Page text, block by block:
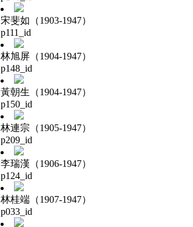
宋斐如（1903-1947）
p111_id
林旭屏（1904-1947）
p148_id
黃朝生（1904-1947）
p150_id
林連宗（1905-1947）
p209_id
李瑞漢（1906-1947）
p124_id
林桂端（1907-1947）
p033_id